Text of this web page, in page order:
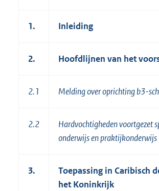
1. Inleiding
2. Hoofdlijnen van het
2.1 Melding over oprichting b3-
2.2
Hardvochtigheden voortgezet
onderwijs en praktijkonderwijs
3.
Toepassing in Caribisch
het Koninkrijk